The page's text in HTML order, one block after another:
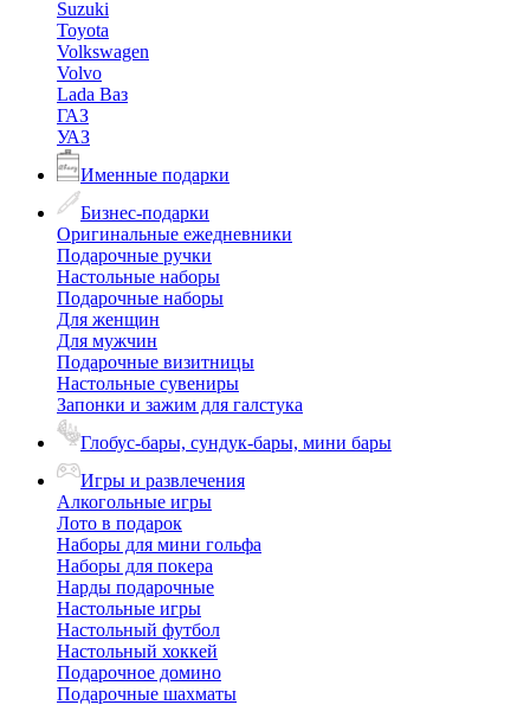
Suzuki
Toyota
Volkswagen
Volvo
Lada Ваз
ГАЗ
УАЗ
Именные подарки
Бизнес-подарки
Оригинальные ежедневники
Подарочные ручки
Настольные наборы
Подарочные наборы
Для женщин
Для мужчин
Подарочные визитницы
Настольные сувениры
Запонки и зажим для галстука
Глобус-бары, сундук-бары, мини бары
Игры и развлечения
Алкогольные игры
Лото в подарок
Наборы для мини гольфа
Наборы для покера
Нарды подарочные
Настольные игры
Настольный футбол
Настольный хоккей
Подарочное домино
Подарочные шахматы